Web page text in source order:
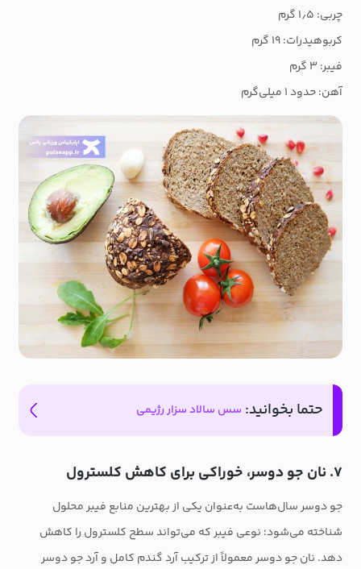
چربی: ۱٫۵ گرم
کربوهیدرات: ۱۹ گرم
فیبر: ۳ گرم
آهن: حدود ۱ میلی‌گرم
حتما بخوانید: سس سالاد سزار رژیمی
۷. نان جو دوسر، خوراکی برای کاهش کلسترول
جو دوسر سال‌هاست به‌عنوان یکی از بهترین منابع فیبر محلول
شناخته می‌شود؛ نوعی فیبر که می‌تواند سطح کلسترول را کاهش
دهد. نان جو دوسر معمولاً از ترکیب آرد گندم کامل و آرد جو دوسر